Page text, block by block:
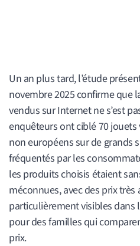
Un an plus tard, l’étude
novembre 2025 confirme que
vendus sur Internet ne s’est
enquêteurs ont ciblé 70
non européens sur de grands
fréquentés par les
les produits choisis étaient
méconnues, avec des prix
particulièrement visibles dans
pour des familles qui
prix.